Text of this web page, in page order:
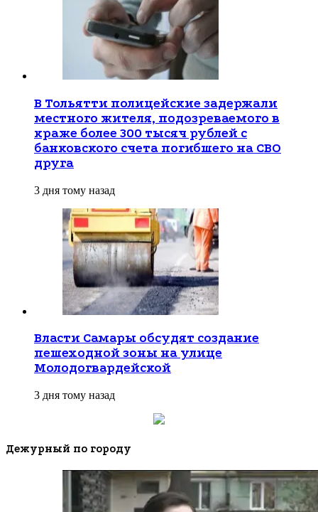
В Тольятти полицейские задержали
местного жителя, подозреваемого в
краже более 300 тысяч рублей с
банковского счета погибшего на СВО
друга
3 дня тому назад
Власти Самары обсудят создание
пешеходной зоны на улице
Молодогвардейской
3 дня тому назад
Дежурный по городу